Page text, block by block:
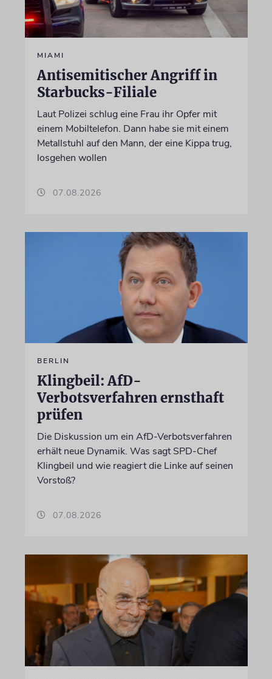
MIAMI
Antisemitischer Angriff in
Starbucks-Filiale
Laut Polizei schlug eine Frau ihr Opfer mit
einem Mobiltelefon. Dann habe sie mit einem
Metallstuhl auf den Mann, der eine Kippa trug,
losgehen wollen
07.08.2026
BERLIN
Klingbeil: AfD-
Verbotsverfahren ernsthaft
prüfen
Die Diskussion um ein AfD-Verbotsverfahren
erhält neue Dynamik. Was sagt SPD-Chef
Klingbeil und wie reagiert die Linke auf seinen
Vorstoß?
07.08.2026